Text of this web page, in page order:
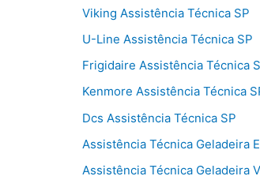
Viking Assistência Técnica SP
U-Line Assistência Técnica SP
Frigidaire Assistência Técnica
Kenmore Assistência Técnica
Dcs Assistência Técnica SP
Assistência Técnica Geladeira
Assistência Técnica Geladeira